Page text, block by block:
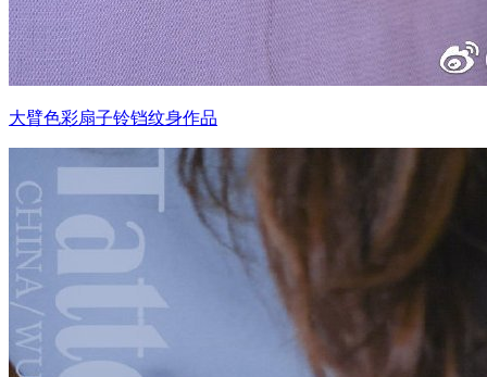
大臂色彩扇子铃铛纹身作品